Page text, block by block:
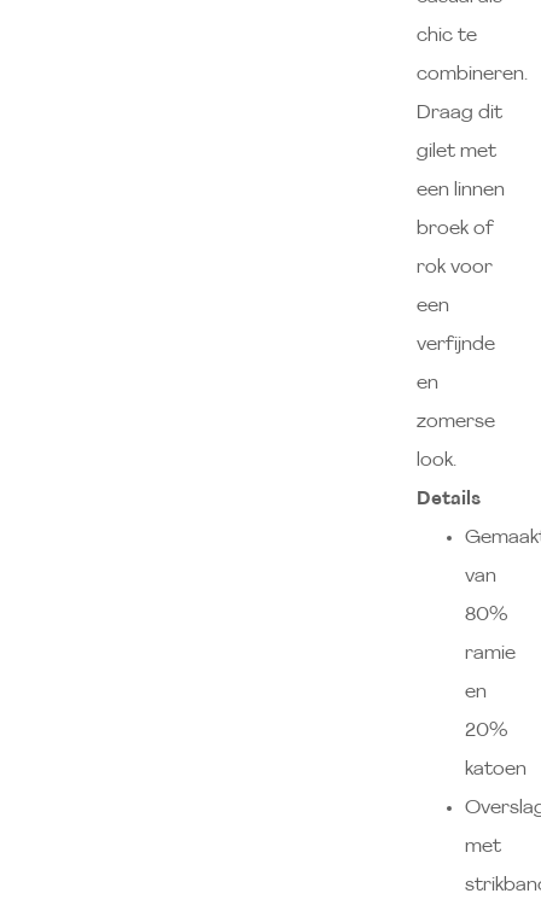
chic te
combineren.
Draag dit
gilet met
een linnen
broek of
rok voor
een
verfijnde
en
zomerse
look.
Details
van
80%
ramie
en
20%
katoen
met